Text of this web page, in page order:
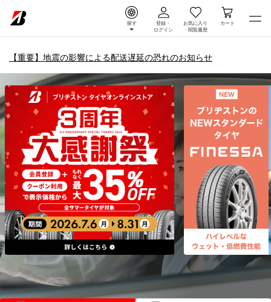
探す
登録・
ログイン
お気に入り
・ 閲覧履歴
カート
【重要】地震の影響による配送遅延の恐れのお知らせ
タイヤ＆ホイール通販 |